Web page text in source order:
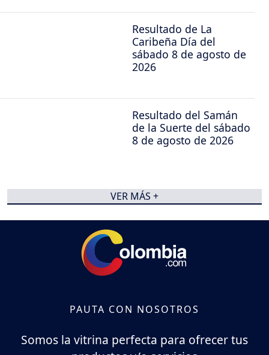
Resultado de La
Caribeña Día del
sábado 8 de agosto de
2026
Resultado del Samán
de la Suerte del sábado
8 de agosto de 2026
VER MÁS +
PAUTA CON NOSOTROS
Somos la vitrina perfecta para ofrecer tus